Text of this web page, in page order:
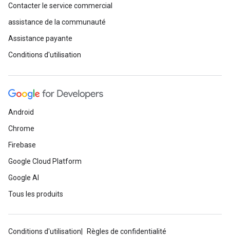
Contacter le service commercial
assistance de la communauté
Assistance payante
Conditions d'utilisation
Android
Chrome
Firebase
Google Cloud Platform
Google AI
Tous les produits
Conditions d'utilisation Règles de confidentialité